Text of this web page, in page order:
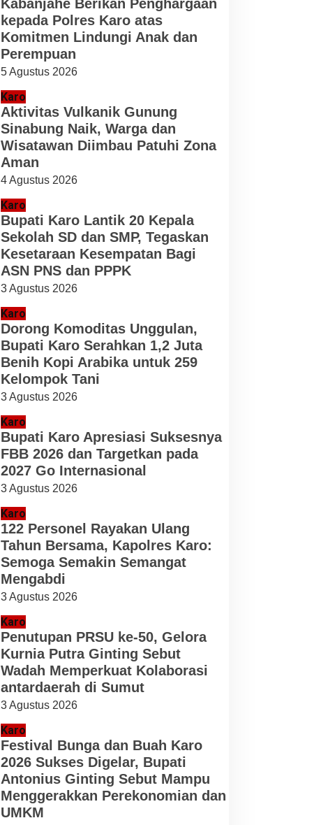
Kabanjahe Berikan Penghargaan
kepada Polres Karo atas
Komitmen Lindungi Anak dan
Perempuan
5 Agustus 2026
Karo
Aktivitas Vulkanik Gunung
Sinabung Naik, Warga dan
Wisatawan Diimbau Patuhi Zona
Aman
4 Agustus 2026
Karo
Bupati Karo Lantik 20 Kepala
Sekolah SD dan SMP, Tegaskan
Kesetaraan Kesempatan Bagi
ASN PNS dan PPPK
3 Agustus 2026
Karo
Dorong Komoditas Unggulan,
Bupati Karo Serahkan 1,2 Juta
Benih Kopi Arabika untuk 259
Kelompok Tani
3 Agustus 2026
Karo
Bupati Karo Apresiasi Suksesnya
FBB 2026 dan Targetkan pada
2027 Go Internasional
3 Agustus 2026
Karo
122 Personel Rayakan Ulang
Tahun Bersama, Kapolres Karo:
Semoga Semakin Semangat
Mengabdi
3 Agustus 2026
Karo
Penutupan PRSU ke-50, Gelora
Kurnia Putra Ginting Sebut
Wadah Memperkuat Kolaborasi
antardaerah di Sumut
3 Agustus 2026
Karo
Festival Bunga dan Buah Karo
2026 Sukses Digelar, Bupati
Antonius Ginting Sebut Mampu
Menggerakkan Perekonomian dan
UMKM